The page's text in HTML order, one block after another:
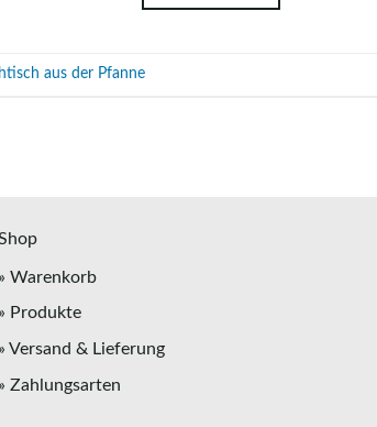
aus der Pfanne
» Warenkorb
» Produkte
» Versand & Lieferung
» Zahlungsarten